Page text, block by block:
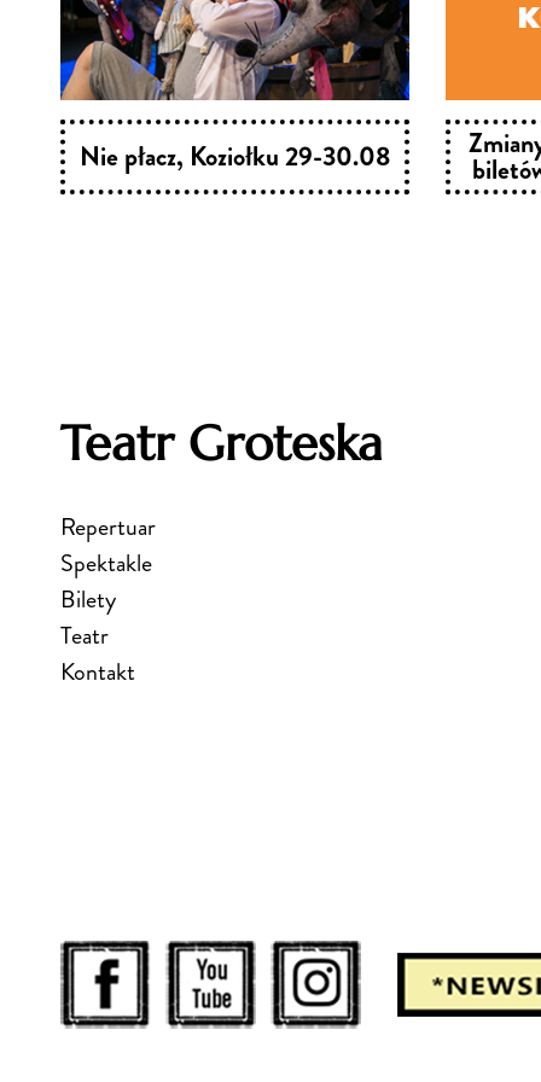
Nie płacz, Koziołku 29-30.08
Teatr Groteska
Repertuar
Spektakle
Bilety
Teatr
Kontakt